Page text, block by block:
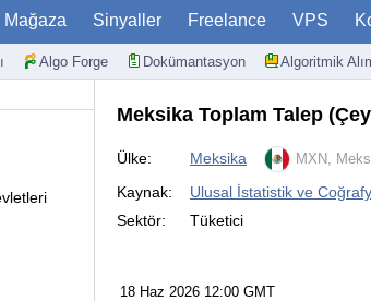
Mağaza Sinyaller Freelance VPS
Algo Forge Dokümantasyon Algoritmik
Meksika Toplam Talep
Ülke: Meksika MXN,
Kaynak:
Ulusal İstatistik ve
Sektör:
Tüketici
18 Haz 2026 12:00 GMT